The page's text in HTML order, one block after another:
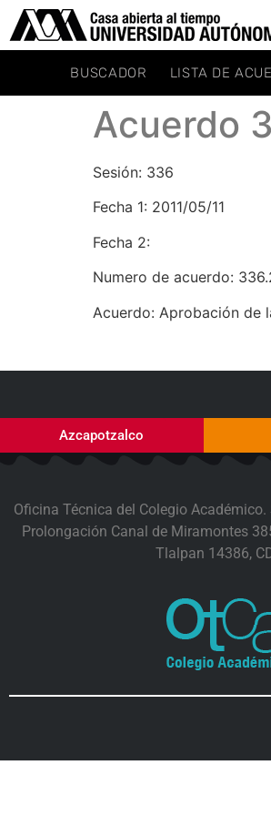
BUSCADOR LISTA DE
Acuerdo
Sesión: 336
Fecha 1: 2011/05/11
Fecha 2:
Numero de acuerdo:
Acuerdo: Aprobación de
Azcapotzalco
Oficina Técnica del Colegio Académico.
Prolongación Canal de Miramontes
Tlalpan 14386,